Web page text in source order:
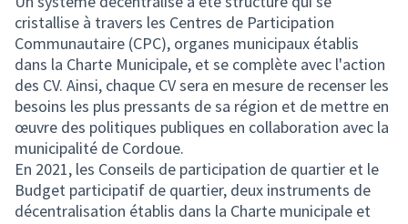
cristallise à travers les Centres de Participation
Communautaire (CPC), organes municipaux établis
dans la Charte Municipale, et se complète avec l'action
des CV. Ainsi, chaque CV sera en mesure de recenser les
besoins les plus pressants de sa région et de mettre en
œuvre des politiques publiques en collaboration avec la
municipalité de Cordoue.
En 2021, les Conseils de participation de quartier et le
Budget participatif de quartier, deux instruments de
décentralisation établis dans la Charte municipale et